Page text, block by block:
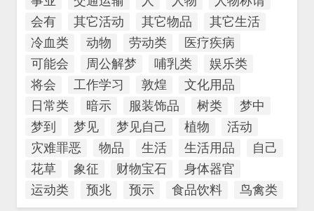
会有
其它活动 其它物品
其它生活
冷血类
动物 劳动类
医疗疾病
可能会
周公解梦 哺乳类
娱乐类
将会
工作学习 敦煌
文化用品
日常类
暗示 服装饰品 树类
梦中
梦到
梦见 梦见自己 植物
活动
灾难罪恶
物品 生活 生活用品
自己
花草
象征 财物宝石
身体器官
运动类
预兆 预示 食品饮料 鸟禽类